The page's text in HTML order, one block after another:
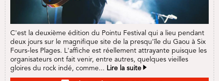
C'est la deuxième édition du Pointu Festival qui a lieu pendant
deux jours sur le magnifique site de la presqu'île du Gaou à Six
Fours-les Plages. L'affiche est réellement attrayante puisque les
organisateurs ont fait venir, entre autres, quelques vieilles
gloires du rock indé, comme... Lire la suite